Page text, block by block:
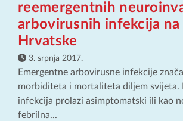
reemergentnih
arbovirusnih infekcija
Hrvatske
3. srpnja 2017.
Emergentne arbovirusne infekcije
morbiditeta i mortaliteta diljem svijeta.
infekcija prolazi asimptomatski ili kao
febrilna...